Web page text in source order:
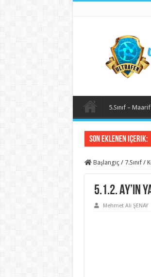
5.Sınıf –
Son Eklenen içerik:
Başlangıç / 7.Sınıf /
5.1.2. Ay’ın
Mehmet Ali ŞENAY